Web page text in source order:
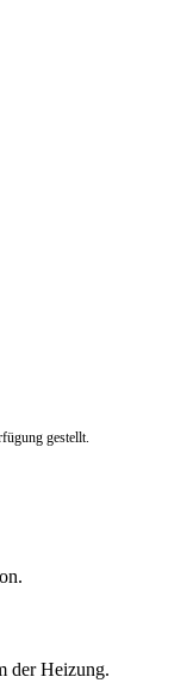
gestellt.
der Heizung.